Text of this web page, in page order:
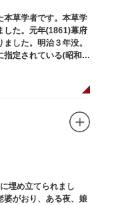
本草学者です。本草学
した。元年(1861)幕府
した。明治３年没。
指定されている(昭和３
埋め立てられまし
婆がおり、ある夜、娘